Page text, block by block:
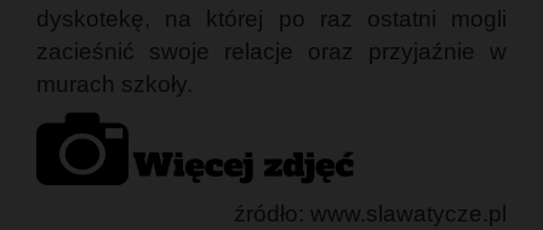
dyskotekę, na której po raz ostatni mogli
zacieśnić swoje relacje oraz przyjaźnie w
murach szkoły.
źródło: www.slawatycze.pl